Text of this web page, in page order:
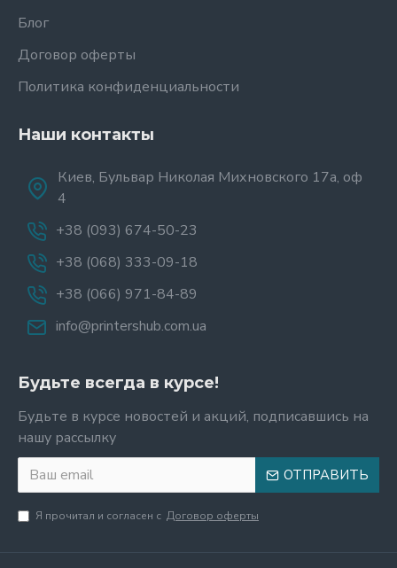
Блог
Договор оферты
Политика конфиденциальности
Наши контакты
Киев, Бульвар Николая Михновского 17а, оф
4
+38 (093) 674-50-23
+38 (068) 333-09-18
+38 (066) 971-84-89
info@printershub.com.ua
Будьте всегда в курсе!
Будьте в курсе новостей и акций, подписавшись на
нашу рассылку
ОТПРАВИТЬ
Я прочитал и согласен с Договор оферты